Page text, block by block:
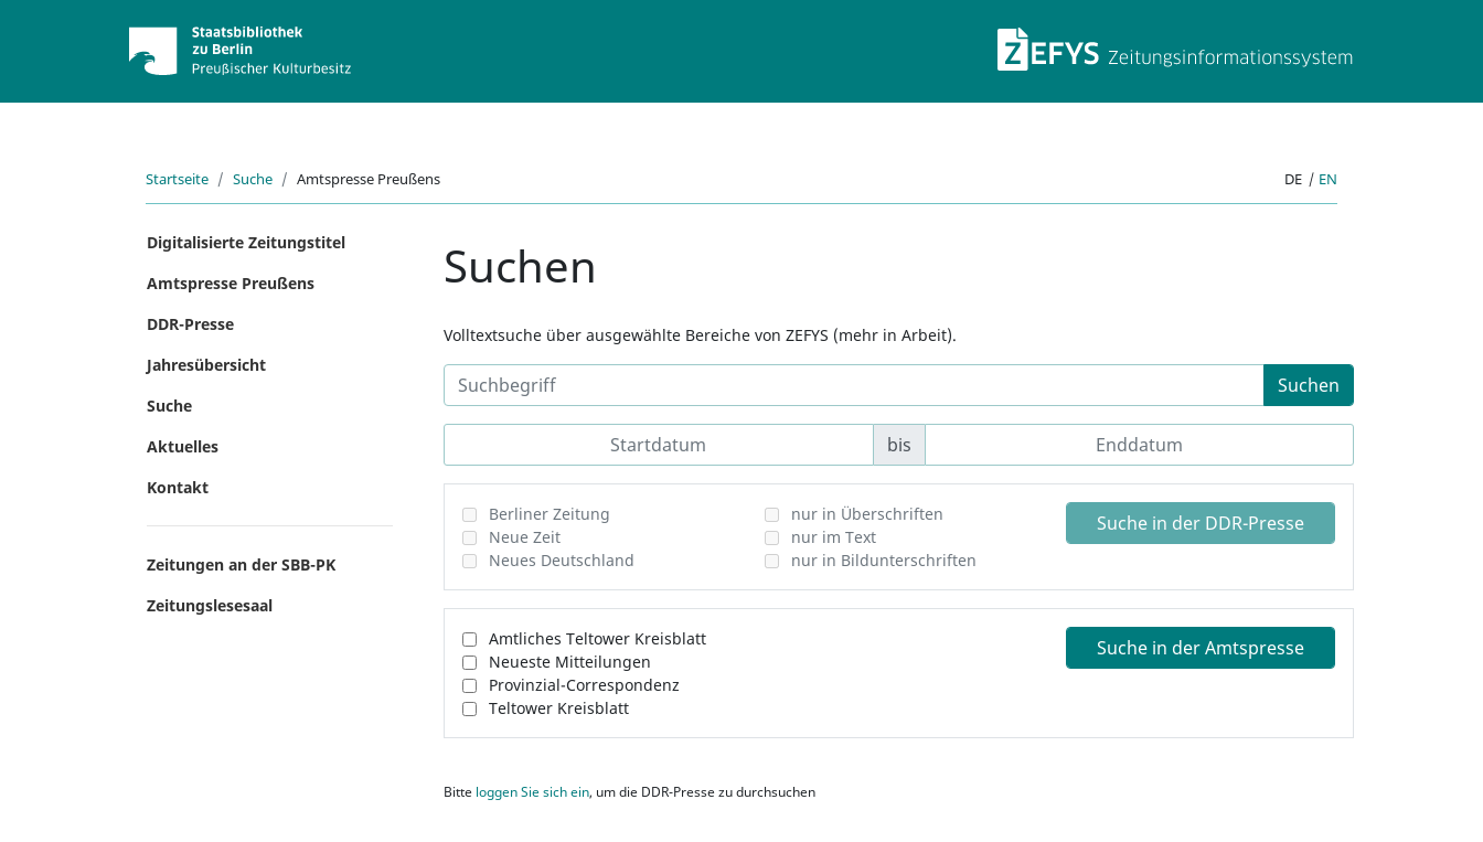
ZEFYS
Startseite Suche Amtspresse Preußens DE | EN
Digitalisierte Zeitungstitel
Amtspresse Preußens
DDR-Presse
Jahresübersicht
Suche
Aktuelles
Kontakt
Zeitungen an der SBB-PK
Zeitungslesesaal
Suchen
Volltextsuche über ausgewählte Bereiche von ZEFYS (mehr in Arbeit).
Suchen
bis
Berliner Zeitung
Neue Zeit
Neues Deutschland
nur in Überschriften
nur im Text
nur in Bildunterschriften
Suche in der DDR-Presse
Amtliches Teltower Kreisblatt
Neueste Mitteilungen
Provinzial-Correspondenz
Teltower Kreisblatt
Suche in der Amtspresse
Bitte loggen Sie sich ein, um die DDR-Presse zu durchsuchen